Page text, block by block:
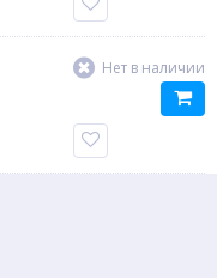
Нет в наличии